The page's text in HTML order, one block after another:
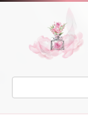
Перейти
Поиск: